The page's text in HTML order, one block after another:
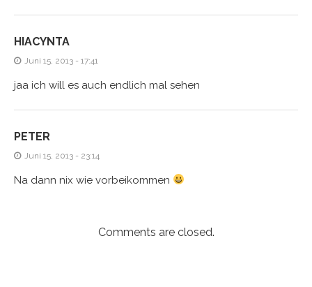
HIACYNTA
Juni 15, 2013 - 17:41
jaa ich will es auch endlich mal sehen
PETER
Juni 15, 2013 - 23:14
Na dann nix wie vorbeikommen
Comments are closed.